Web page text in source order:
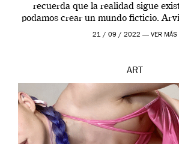
recuerda que la realidad sigue
podamos crear un mundo ficticio.
que los humanos tienen un
21 / 09 / 2022 — VER MÁS
ART